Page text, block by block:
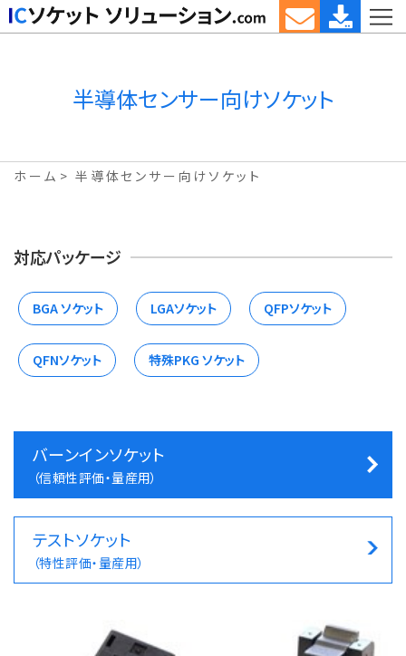
半導体センサー向けソケット
ホーム 半導体センサー向けソケット
対応パッケージ
BGA ソケット LGAソケット QFPソケット
QFNソケット 特殊PKG ソケット
バーンインソケット
（信頼性評価・量産用）
テストソケット
（特性評価・量産用）